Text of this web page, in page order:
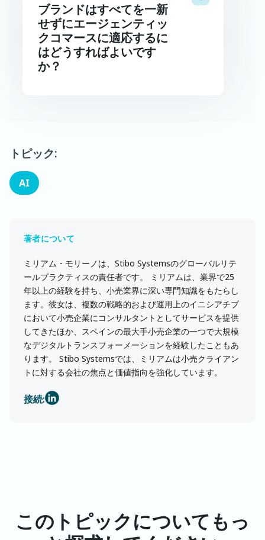
ブランドはすべてを一新
せずにエージェンティッ
クコマースに適応するに
はどうすればよいです
か？
トピック:
AI
ミリアム・モリーノは、Stibo Systemsのグローバルリテ
ールプラクティスの責任者です。 ミリアムは、業界で25
年以上の経験を持ち、小売業界に深い専門知識をもたらし
ます。彼女は、複数の戦略的および運用上のイニシアチブ
において小売企業にコンサルタントとしてサービスを提供
してきたほか、スペインの最大手小売企業の一つで大規模
なデジタルトランスフォーメーションを経験したこともあ
ります。 Stibo Systemsでは、ミリアムは小売クライアン
トに対する会社の焦点と価値指向を強化しています。
接続:
このトピックについてもっ